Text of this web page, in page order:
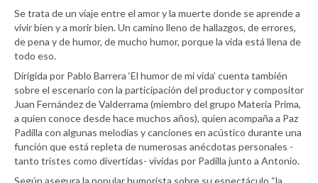
Se trata de un viaje entre el amor y la muerte donde se aprende a
vivir bien y a morir bien. Un camino lleno de hallazgos, de errores,
de pena y de humor, de mucho humor, porque la vida está llena de
todo eso.
Dirigida por Pablo Barrera ‘El humor de mi vida’ cuenta también
sobre el escenario con la participación del productor y compositor
Juan Fernández de Valderrama (miembro del grupo Materia Prima,
a quien conoce desde hace muchos años), quien acompaña a Paz
Padilla con algunas melodías y canciones en acústico durante una
función que está repleta de numerosas anécdotas personales -
tanto tristes como divertidas- vividas por Padilla junto a Antonio.
Según asegura la popular humorista sobre su espectáculo “la